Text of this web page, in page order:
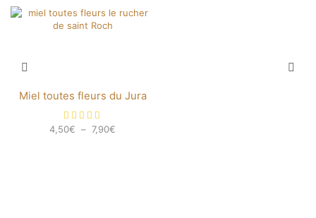
Miel toutes fleurs du Jura
4,50€ – 7,90€